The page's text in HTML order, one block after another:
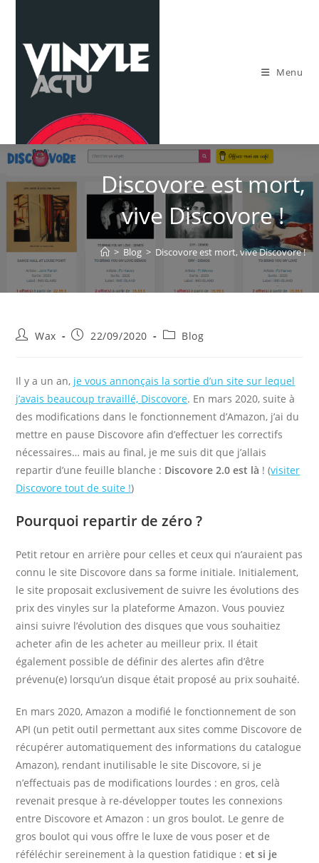
content
Menu
Discovore est mort,
vive Discovore !
> Blog > Discovore est mort, vive Discovore !
Auteur/autrice
publication :
Wax
Publication
22/09/2020
PostBlog
Il y a un an, je vous annonçais la sortie d’un site sur lequel
j’avais beaucoup travaillé, Discovore. En mars 2020, suite à
des modifications dans le fonctionnement d’Amazon, j’ai du
mettre en pause Discovore afin d’effectuer les correctifs
nécessaires… mais au final, je me suis dit que j’allais
repartir d’une feuille blanche : Discovore 2.0 est là ! (visiter
Discovore tout de suite !)
Pourquoi repartir de zéro ?
Petit retour en arrière pour celles et ceux qui n’auraient pas
connu le site Discovore dans sa forme initiale. Initialement,
le site proposait exclusivement de suivre les évolutions des
prix des vinyles sur la plateforme Amazon. Vous pouviez
ainsi suivre l’évolution des disques que vous souhaitiez
acheter afin de les acheter au meilleur prix. Il était
également possible de définir des alertes afin d’être
prévenu(e) lorsqu’un disque était proposé au prix souhaité.
En mars 2020, Amazon a modifié le fonctionnement de son
API (un petit outil permettant aux sites comme Discovore de
récupérer automatiquement des informations du catalogue
Amazon), rendant inutilisable le site Discovore, si je
n’effectuais pas de modifications lourdes : en gros, celà
revenait presque à re-développer toutes les connexions
entre Discovore et Amazon : un gros boulot. Le genre de
gros boulot qui vous offre le luxe de vous poser et de
réféléchir sereinement à la question fatidique :et si je